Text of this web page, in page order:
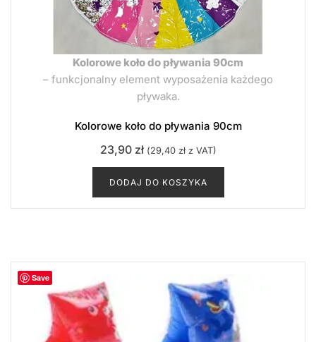
Kolorowe koło do pływania 90cm
– funkcjonalny element wyposażenia każdego
pływaka.
Kolorowe koło do pływania 90cm
23,90 zł (29,40 złz VAT)
DODAJ DO KOSZYKA
Save